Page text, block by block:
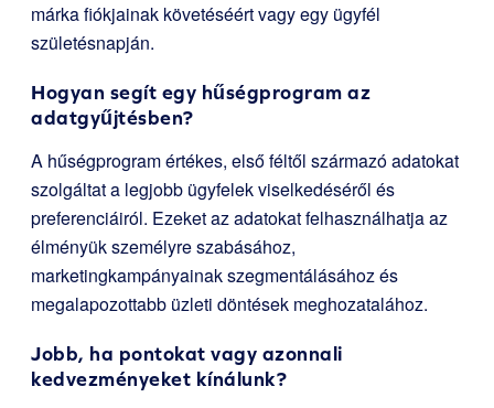
márka fiókjainak követéséért vagy egy ügyfél
születésnapján.
Hogyan segít egy hűségprogram az
adatgyűjtésben?
A hűségprogram értékes, első féltől származó adatokat
szolgáltat a legjobb ügyfelek viselkedéséről és
preferenciáiról. Ezeket az adatokat felhasználhatja az
élményük személyre szabásához,
marketingkampányainak szegmentálásához és
megalapozottabb üzleti döntések meghozatalához.
Jobb, ha pontokat vagy azonnali
kedvezményeket kínálunk?